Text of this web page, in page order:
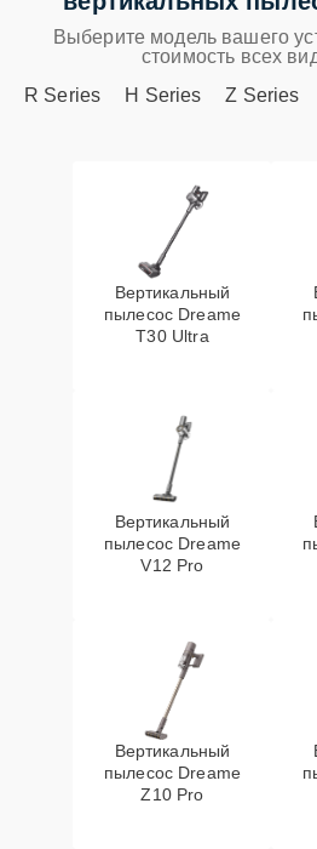
Выберите модель вашего
стоимость всех
R Series
H Series Z Series
Вертикальный
пылесос Dreame
T30 Ultra
Вертикальный
пылесос Dreame
V12 Pro
Вертикальный
пылесос Dreame
Z10 Pro